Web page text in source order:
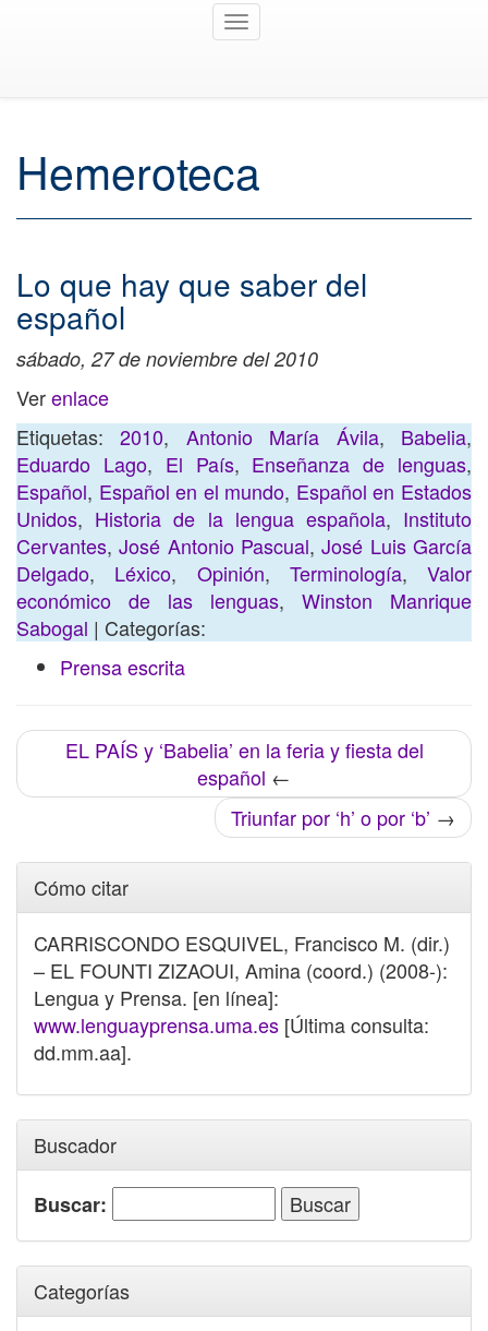
Toggle
Hemeroteca
Lo que hay que saber del
español
sábado, 27 de noviembre del 2010
Verenlace
Etiquetas:2010, Antonio María Ávila, Babelia,
Eduardo Lago, El País, Enseñanza de lenguas,
Español, Español en el mundo, Español en Estados
Unidos, Historia de la lengua española, Instituto
Cervantes,José Antonio Pascual,José Luis García
Delgado, Léxico, Opinión, Terminología, Valor
económico de las lenguas, Winston Manrique
Sabogal | Categorías:
Prensa escrita
EL PAÍS y ‘Babelia’ en la feria y fiesta del
español ←
Triunfar por ‘h’ o por ‘b’ →
Cómo citar
CARRISCONDO ESQUIVEL, Francisco M. (dir.)
– EL FOUNTI ZIZAOUI, Amina (coord.) (2008-):
Lengua y Prensa. [en línea]:
www.lenguayprensa.uma.es [Última consulta:
dd.mm.aa].
Buscador
Buscar:
Categorías